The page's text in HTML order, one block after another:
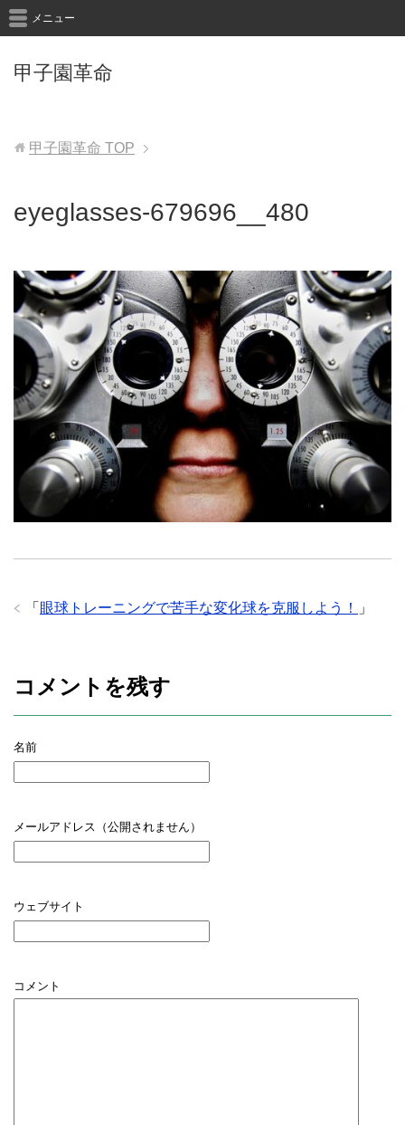
甲子園革命
メニュー
甲子園革命 TOP
eyeglasses-679696__480
「 眼球トレーニングで苦手な変化球を克服しよう！ 」
コメントを残す
名前
メールアドレス（公開されません）
ウェブサイト
コメント